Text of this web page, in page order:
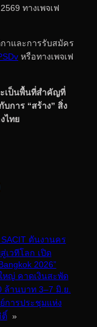
ทางเพจเฟ
าและการรับสมัคร
หรือทางเพจเฟ
เป็นพื้นที่สำคัญที่
การ “สร้าง” สิ่ง
ไทย
ดันงานคร
เวทีโลก เปิด
2026”
หญ่ คาดเงินสะพัด
ล้านบาท 3–7 มิ.ย.
ารประชุมแห่ง
ติ์ »